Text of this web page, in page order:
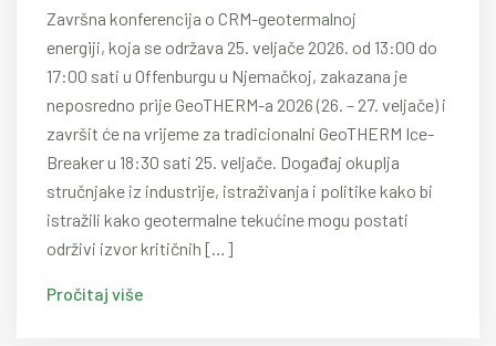
Završna konferencija o CRM-geotermalnoj
energiji, koja se održava 25. veljače 2026. od 13:00 do
17:00 sati u Offenburgu u Njemačkoj, zakazana je
neposredno prije GeoTHERM-a 2026 (26. – 27. veljače) i
završit će na vrijeme za tradicionalni GeoTHERM Ice-
Breaker u 18:30 sati 25. veljače. Događaj okuplja
stručnjake iz industrije, istraživanja i politike kako bi
istražili kako geotermalne tekućine mogu postati
održivi izvor kritičnih […]
Pročitaj više